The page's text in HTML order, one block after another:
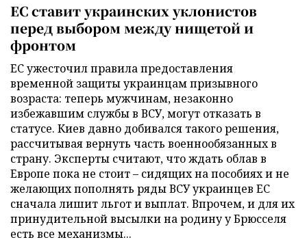
ЕС ставит украинских уклонистов
перед выбором между нищетой и
фронтом
ЕС ужесточил правила предоставления
временной защиты украинцам призывного
возраста: теперь мужчинам, незаконно
избежавшим службы в ВСУ, могут отказать в
статусе. Киев давно добивался такого решения,
рассчитывая вернуть часть военнообязанных в
страну. Эксперты считают, что ждать облав в
Европе пока не стоит – сидящих на пособиях и не
желающих пополнять ряды ВСУ украинцев ЕС
сначала лишит льгот и выплат. Впрочем, и для их
принудительной высылки на родину у Брюсселя
есть все механизмы...